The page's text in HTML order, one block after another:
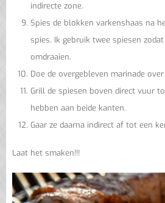
indirecte zone.
Spies de blokken varkenshaas na
spies. Ik gebruik twee spiesen
omdraaien.
Doe de overgebleven marinade
Grill de spiesen boven direct vuur
hebben aan beide kanten.
Gaar ze daarna indirect af tot een
Laat het smaken!!!